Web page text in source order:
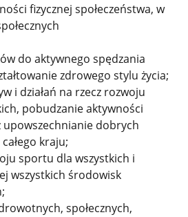
fizycznej społeczeństwa, w
do aktywnego spędzania
zdrowego stylu życia;
i działań na rzecz rozwoju
pobudzanie aktywności
dobrych
kraju;
sportu dla wszystkich i
wszystkich środowisk
społecznych,